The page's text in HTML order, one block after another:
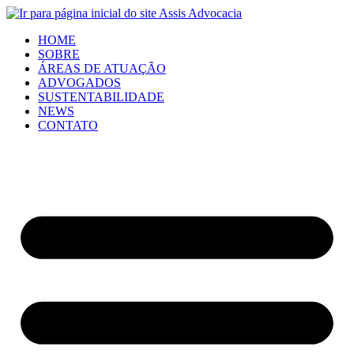
HOME
SOBRE
ÁREAS DE ATUAÇÃO
ADVOGADOS
SUSTENTABILIDADE
NEWS
CONTATO